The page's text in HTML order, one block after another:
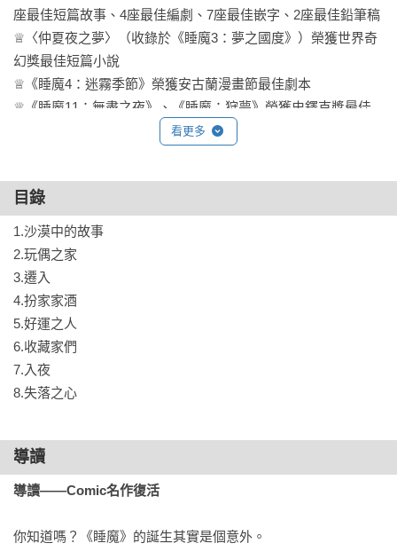
座最佳短篇故事、4座最佳編劇、7座最佳嵌字、2座最佳鉛筆稿
♕〈仲夏夜之夢〉（收錄於《睡魔3：夢之國度》）榮獲世界奇
幻獎最佳短篇小說
♕《睡魔4：迷霧季節》榮獲安古蘭漫畫節最佳劇本
♕《睡魔11：無盡之夜》、《睡魔：狩夢》榮獲史鐸克獎最佳
——✴✴✴——
【名人媒體推薦】
史蒂芬．金
Blaze Wu （神幻系水墨插畫家）、方波坡POPO （廢柴觀察
室）、
陳怡靜（漫畫記者/《大人的漫畫社》主持人）、麥人杰（知名
作家）、
龍貓大王通信（影評人）、難攻博士（中華科幻學會會長）
作為尼爾．蓋曼的成名作，《睡魔》以深邃絢麗、富有詩意的
筆調，講述了這位夢之主宰的傳奇。它由數部獨立的篇章組
所有故事又有着千絲萬縷的聯繫。其架構宏大，跨越無限時
看更多
目錄
1.沙漠中的故事
2.玩偶之家
3.遷入
4.扮家家酒
5.好運之人
6.收藏家們
7.入夜
8.失落之心
導讀
導讀——Comic名作復活
你知道嗎？《睡魔》的誕生其實是個意外。